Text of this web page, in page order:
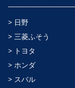
> 日野
> 三菱ふそう
> トヨタ
> ホンダ
> スバル